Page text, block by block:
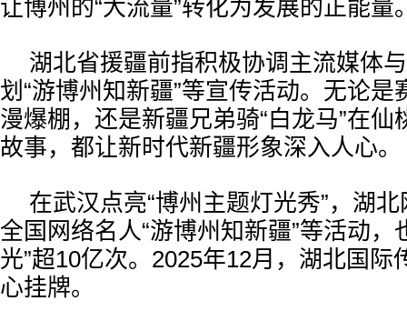
让博州的“大流量”转化为发展的正能量
湖北省援疆前指积极协调主流媒体
划“游博州知新疆”等宣传活动。无论是
漫爆棚，还是新疆兄弟骑“白龙马”在仙
故事，都让新时代新疆形象深入人心。
在武汉点亮“博州主题灯光秀”，湖
全国网络名人“游博州知新疆”等活动，
光”超10亿次。2025年12月，湖北国际
心挂牌。